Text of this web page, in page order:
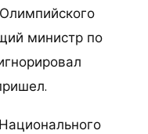
министр по